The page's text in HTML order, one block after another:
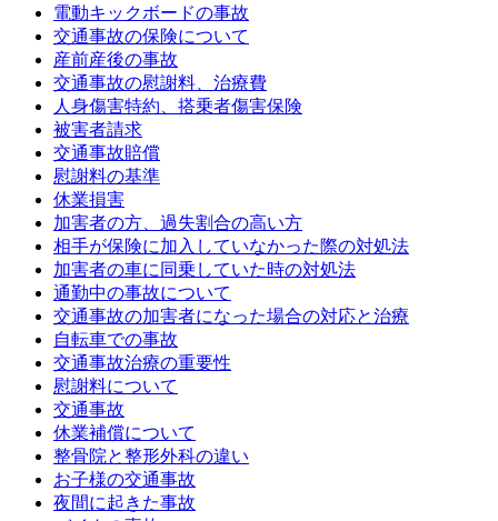
電動キックボードの事故
交通事故の保険について
産前産後の事故
交通事故の慰謝料、治療費
人身傷害特約、搭乗者傷害保険
被害者請求
交通事故賠償
慰謝料の基準
休業損害
加害者の方、過失割合の高い方
相手が保険に加入していなかった際の対処法
加害者の車に同乗していた時の対処法
通勤中の事故について
交通事故の加害者になった場合の対応と治療
自転車での事故
交通事故治療の重要性
慰謝料について
交通事故
休業補償について
整骨院と整形外科の違い
お子様の交通事故
夜間に起きた事故